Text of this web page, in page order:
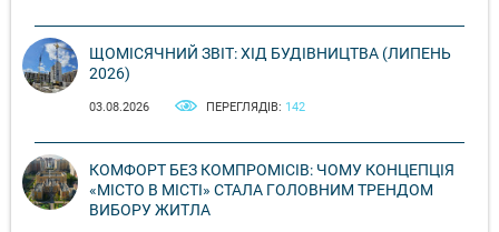
ЩОМІСЯЧНИЙ ЗВІТ: ХІД БУДІВНИЦТВА (ЛИПЕНЬ
2026)
03.08.2026 ПЕРЕГЛЯДІВ: 142
КОМФОРТ БЕЗ КОМПРОМІСІВ: ЧОМУ КОНЦЕПЦІЯ
«МІСТО В МІСТІ» СТАЛА ГОЛОВНИМ ТРЕНДОМ
ВИБОРУ ЖИТЛА